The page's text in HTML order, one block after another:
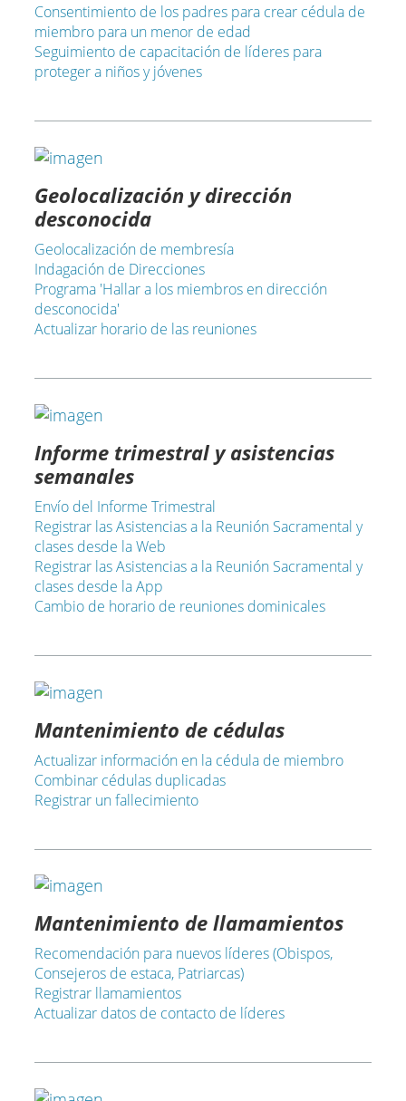
Consentimiento de los padres para crear cédula de
miembro para un menor de edad
Seguimiento de capacitación de líderes para
proteger a niños y jóvenes
Geolocalización y dirección
desconocida
Geolocalización de membresía
Indagación de Direcciones
Programa 'Hallar a los miembros en dirección
desconocida'
Actualizar horario de las reuniones
Informe trimestral y asistencias
semanales
Envío del Informe Trimestral
Registrar las Asistencias a la Reunión Sacramental y
clases desde la Web
Registrar las Asistencias a la Reunión Sacramental y
clases desde la App
Cambio de horario de reuniones dominicales
Mantenimiento de cédulas
Actualizar información en la cédula de miembro
Combinar cédulas duplicadas
Registrar un fallecimiento
Mantenimiento de llamamientos
Recomendación para nuevos líderes (Obispos,
Consejeros de estaca, Patriarcas)
Registrar llamamientos
Actualizar datos de contacto de líderes